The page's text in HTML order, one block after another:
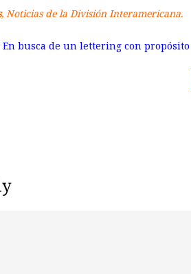
, Noticias de la División Interamericana.
En busca de un lettering con propósito